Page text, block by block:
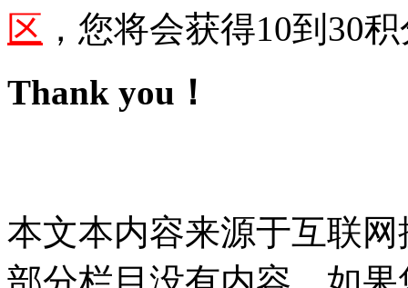
区 ，您将会获得10到30
Thank you！
本文本内容来源于互联